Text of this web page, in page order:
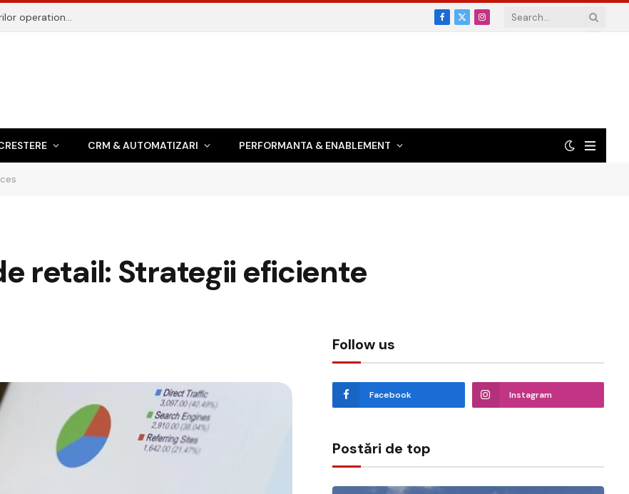
Gestiune transport: 9 chei pentru reducerea costurilor operationale Facebook
X
Instagram
CRM & AUTOMATIZARI PERFORMANTA & ENABLEMENT
retail: Strategii eficiente
Follow us
Facebook Instagram
Postări de top